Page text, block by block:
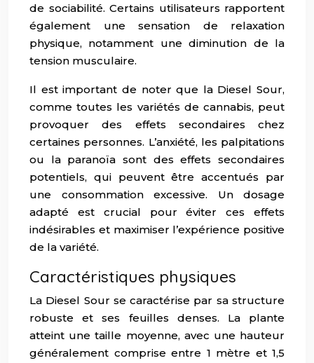
de sociabilité. Certains utilisateurs rapportent
également une sensation de relaxation
physique, notamment une diminution de la
tension musculaire.
Il est important de noter que la Diesel Sour,
comme toutes les variétés de cannabis, peut
provoquer des effets secondaires chez
certaines personnes. L’anxiété, les palpitations
ou la paranoïa sont des effets secondaires
potentiels, qui peuvent être accentués par
une consommation excessive. Un dosage
adapté est crucial pour éviter ces effets
indésirables et maximiser l’expérience positive
de la variété.
Caractéristiques physiques
La Diesel Sour se caractérise par sa structure
robuste et ses feuilles denses. La plante
atteint une taille moyenne, avec une hauteur
généralement comprise entre 1 mètre et 1,5